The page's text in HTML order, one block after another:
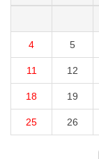
4 5
11 12
18 19
25 26